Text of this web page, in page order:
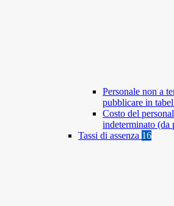
Personale non a
pubblicare in
Costo del
indeterminato (da
Tassi di assenza 16